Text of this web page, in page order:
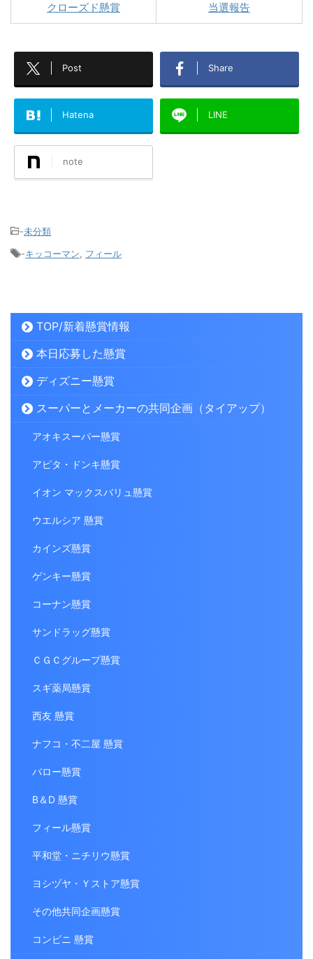
クローズド懸賞 当選報告
Post Share
Hatena LINE
note
-未分類
-キッコーマン フィール
TOP/新着懸賞情報
本日応募した懸賞
ディズニー懸賞
スーパーとメーカーの共同企画（タイアップ）
アオキスーパー懸賞
アピタ・ドンキ懸賞
イオン マックスバリュ懸賞
ウエルシア 懸賞
カインズ懸賞
ゲンキー懸賞
コーナン懸賞
サンドラッグ懸賞
ＣＧＣグループ懸賞
スギ薬局懸賞
西友 懸賞
ナフコ・不二屋 懸賞
バロー懸賞
B＆D 懸賞
フィール懸賞
平和堂・ニチリウ懸賞
ヨシヅヤ・Ｙストア懸賞
その他共同企画懸賞
コンビニ 懸賞